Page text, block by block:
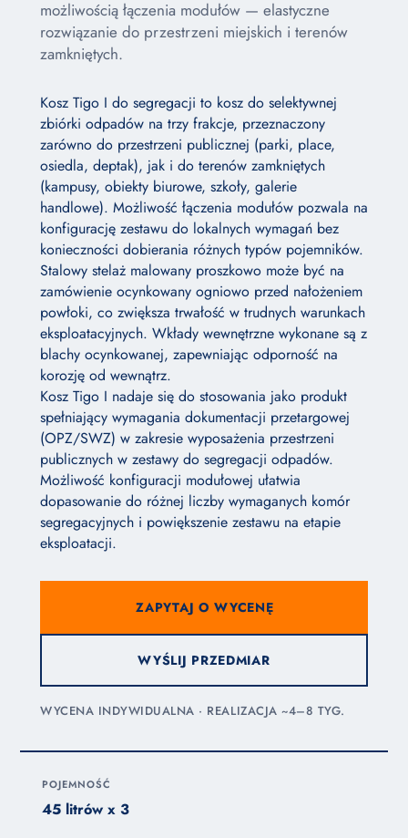
możliwością łączenia modułów — elastyczne
rozwiązanie do przestrzeni miejskich i terenów
zamkniętych.
Kosz Tigo I do segregacji to kosz do selektywnej
zbiórki odpadów na trzy frakcje, przeznaczony
zarówno do przestrzeni publicznej (parki, place,
osiedla, deptak), jak i do terenów zamkniętych
(kampusy, obiekty biurowe, szkoły, galerie
handlowe). Możliwość łączenia modułów pozwala na
konfigurację zestawu do lokalnych wymagań bez
konieczności dobierania różnych typów pojemników.
Stalowy stelaż malowany proszkowo może być na
zamówienie ocynkowany ogniowo przed nałożeniem
powłoki, co zwiększa trwałość w trudnych warunkach
eksploatacyjnych. Wkłady wewnętrzne wykonane są z
blachy ocynkowanej, zapewniając odporność na
korozję od wewnątrz.
Kosz Tigo I nadaje się do stosowania jako produkt
spełniający wymagania dokumentacji przetargowej
(OPZ/SWZ) w zakresie wyposażenia przestrzeni
publicznych w zestawy do segregacji odpadów.
Możliwość konfiguracji modułowej ułatwia
dopasowanie do różnej liczby wymaganych komór
segregacyjnych i powiększenie zestawu na etapie
eksploatacji.
ZAPYTAJ O WYCENĘ
WYŚLIJ PRZEDMIAR
WYCENA INDYWIDUALNA · REALIZACJA ~4–8 TYG.
POJEMNOŚĆ
45 litrów x 3